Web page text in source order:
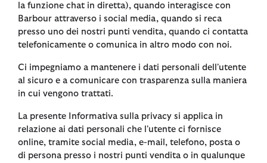
la funzione chat in diretta), quando interagisce con
Barbour attraverso i social media, quando si reca
presso uno dei nostri punti vendita, quando ci contatta
telefonicamente o comunica in altro modo con noi.
Ci impegniamo a mantenere i dati personali dell'utente
al sicuro e a comunicare con trasparenza sulla maniera
in cui vengono trattati.
La presente Informativa sulla privacy si applica in
relazione ai dati personali che l'utente ci fornisce
online, tramite social media, e-mail, telefono, posta o
di persona presso i nostri punti vendita o in qualunque